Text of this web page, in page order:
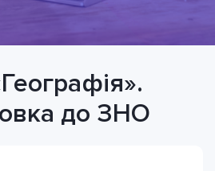
до ЗНО